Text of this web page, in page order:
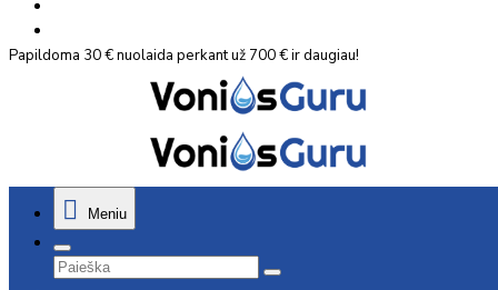
Papildoma 30 € nuolaida perkant už 700 € ir daugiau!
Meniu